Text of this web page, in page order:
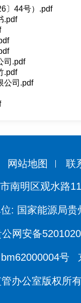
〕44号）.pdf
.pdf
司.pdf
.pdf
公司.pdf
网站地图 联
南明区观水路
: 国家能源局贵
网安备
号
办公室版权所